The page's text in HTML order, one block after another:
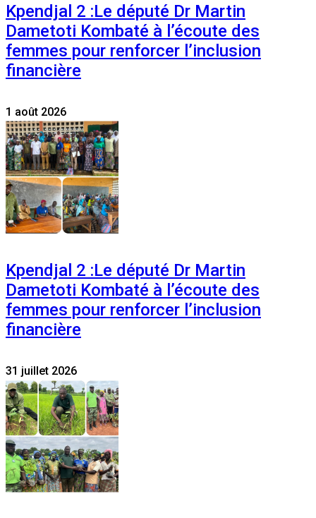
Kpendjal 2 :Le député Dr Martin
Dametoti Kombaté à l’écoute des
femmes pour renforcer l’inclusion
financière
1 août 2026
Kpendjal 2 :Le député Dr Martin
Dametoti Kombaté à l’écoute des
femmes pour renforcer l’inclusion
financière
31 juillet 2026